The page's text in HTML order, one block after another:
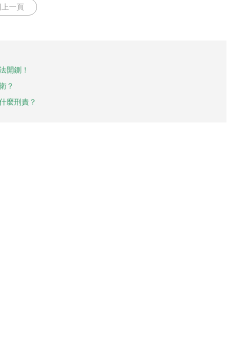
上一頁
開鍘！
？
麼刑責？